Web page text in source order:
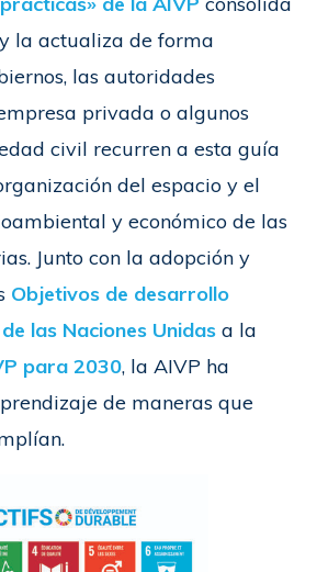
la actualiza de forma
las autoridades
privada o algunos
civil recurren a esta guía
del espacio y el
y económico de las
Junto con la adopción y
Objetivos de desarrollo
las Naciones Unidas a la
para 2030, la AIVP ha
de maneras que